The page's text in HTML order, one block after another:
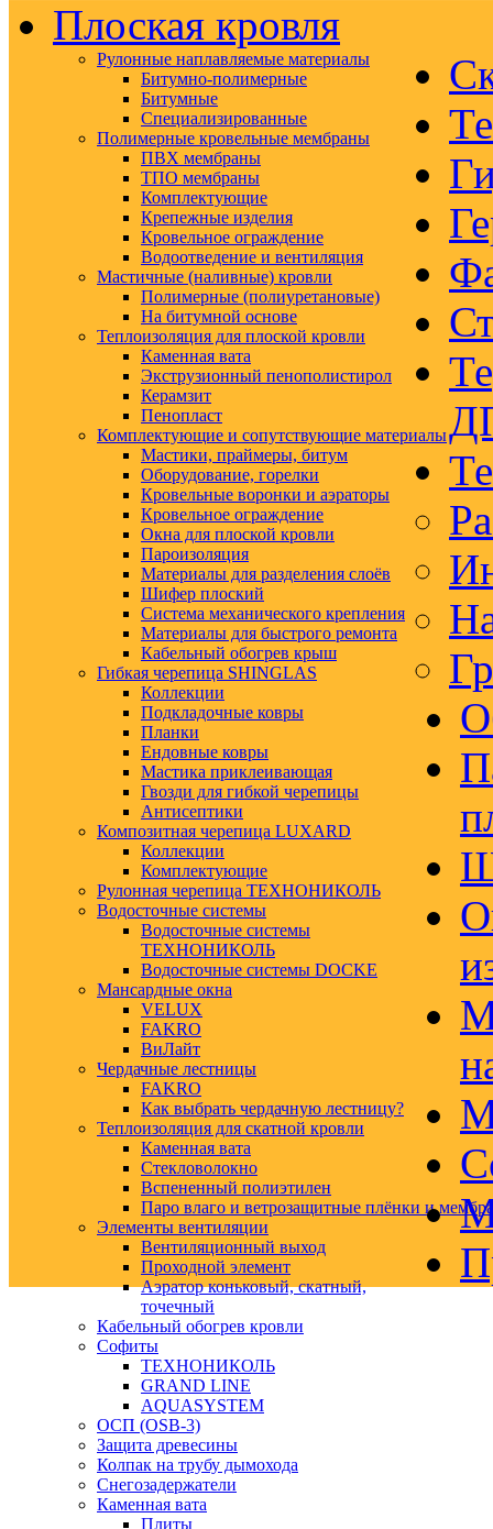
Плоская кровля
Рулонные наплавляемые материалы
Битумно-полимерные
Битумные
Специализированные
Полимерные кровельные мембраны
ПВХ мембраны
ТПО мембраны
Комплектующие
Крепежные изделия
Кровельное ограждение
Водоотведение и вентиляция
Мастичные (наливные) кровли
Полимерные (полиуретановые)
На битумной основе
Теплоизоляция для плоской кровли
Каменная вата
Экструзионный пенополистирол
Керамзит
Пенопласт
Комплектующие и сопутствующие материалы
Мастики, праймеры, битум
Оборудование, горелки
Кровельные воронки и аэраторы
Кровельное ограждение
Окна для плоской кровли
Пароизоляция
Материалы для разделения слоёв
Шифер плоский
Система механического крепления
Материалы для быстрого ремонта
Кабельный обогрев крыш
Гибкая черепица SHINGLAS
Коллекции
Подкладочные ковры
Планки
Ендовные ковры
Мастика приклеивающая
Гвозди для гибкой черепицы
Антисептики
Композитная черепица LUXARD
Коллекции
Комплектующие
Рулонная черепица ТЕХНОНИКОЛЬ
Водосточные системы
Водосточные системы
ТЕХНОНИКОЛЬ
Водосточные системы DOCKE
Мансардные окна
VELUX
FAKRO
ВиЛайт
Чердачные лестницы
FAKRO
Как выбрать чердачную лестницу?
Теплоизоляция для скатной кровли
Каменная вата
Стекловолокно
Вспененный полиэтилен
Паро влаго и ветрозащитные плёнки и
Элементы вентиляции
Вентиляционный выход
Проходной элемент
Аэратор коньковый, скатный,
точечный
Кабельный обогрев кровли
Софиты
ТЕХНОНИКОЛЬ
GRAND LINE
AQUASYSTEM
ОСП (OSB-3)
Защита древесины
Колпак на трубу дымохода
Снегозадержатели
Каменная вата
Плиты